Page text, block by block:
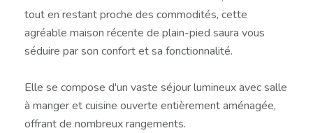
tout en restant proche des commodités, cette
agréable maison récente de plain-pied saura vous
séduire par son confort et sa fonctionnalité.
Elle se compose d'un vaste séjour lumineux avec salle
à manger et cuisine ouverte entièrement aménagée,
offrant de nombreux rangements.